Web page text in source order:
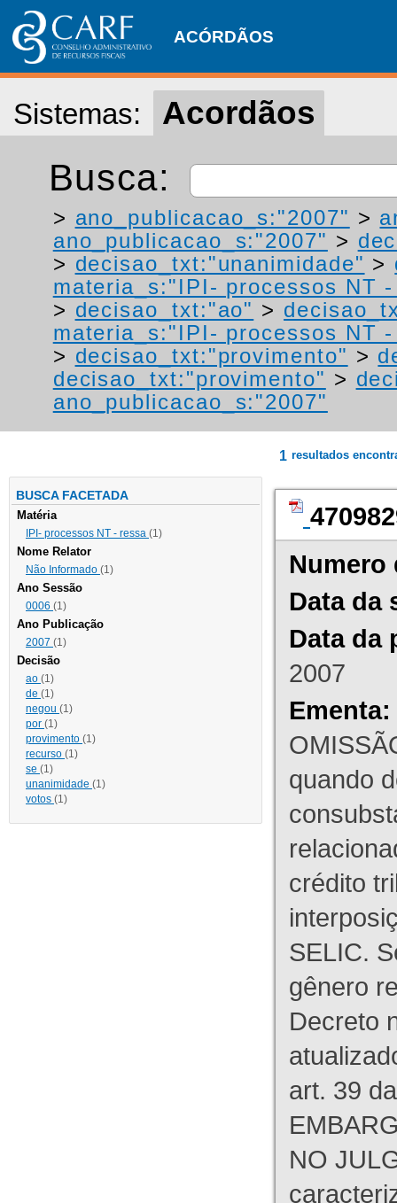
ACÓRDÃOS
Sistemas: Acordãos
Busca:
> ano_publicacao_s:"2007" >
ano_publicacao_s:"2007" >
> decisao_txt:"unanimidade" >
materia_s:"IPI- processos NT
> decisao_txt:"ao" >
materia_s:"IPI- processos NT
> decisao_txt:"provimento" >
decisao_txt:"provimento" >
ano_publicacao_s:"2007"
BUSCA FACETADA
Matéria
IPI- processos NT - ressa (1)
Nome Relator
Não Informado (1)
Ano Sessão
0006 (1)
Ano Publicação
2007 (1)
Decisão
ao (1)
de (1)
negou (1)
por (1)
provimento (1)
recurso (1)
se (1)
unanimidade (1)
votos (1)
1 resultados
Numero
Data da
Data da
2007
Ementa:
quando
crédito
SELIC.
gênero
Decreto
art. 39
NO